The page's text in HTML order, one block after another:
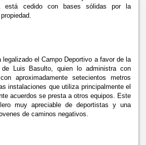
está cedido con bases sólidas por
la
legalizado el Campo Deportivo a favor de la
Luis Basulto, quien lo administra con
aproximadamente setecientos metros
instalaciones que utiliza principalmente el
acuerdos se presta a otros equipos. Este
muy apreciable de deportistas y una
de caminos negativos.